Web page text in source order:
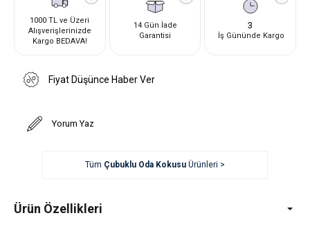
1000 TL ve Üzeri
Alışverişlerinizde
Kargo BEDAVA!
14 Gün İade
Garantisi
3
İş Gününde Kargo
Fiyat Düşünce Haber Ver
Yorum Yaz
Tüm Çubuklu Oda KokusuÜrünleri >
Ürün Özellikleri